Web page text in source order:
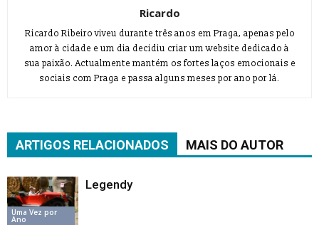
Ricardo
Ricardo Ribeiro viveu durante três anos em Praga, apenas pelo
amor à cidade e um dia decidiu criar um website dedicado à
sua paixão. Actualmente mantém os fortes laços emocionais e
sociais com Praga e passa alguns meses por ano por lá.
ARTIGOS RELACIONADOS MAIS DO AUTOR
Uma Vez por
Ano
Legendy